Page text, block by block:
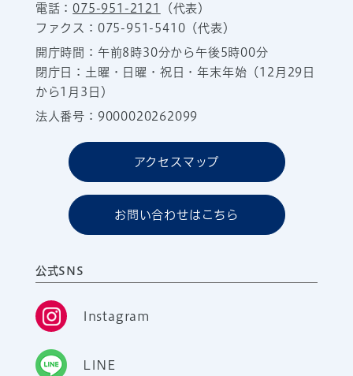
電話：075-951-2121
（代表）
ファクス：075-951-5410（代表）
開庁時間：午前8時30分から午後5時00分
閉庁日：土曜・日曜・祝日・年末年始（12月29日
から1月3日）
法人番号：9000020262099
アクセスマップ
お問い合わせはこちら
公式SNS
Instagram
LINE